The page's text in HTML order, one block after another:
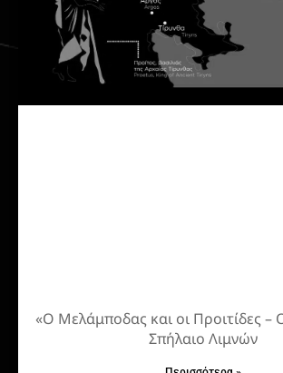
«Ο Μελάμποδας και οι Προιτίδες –
Σπήλαιο Λιμνών